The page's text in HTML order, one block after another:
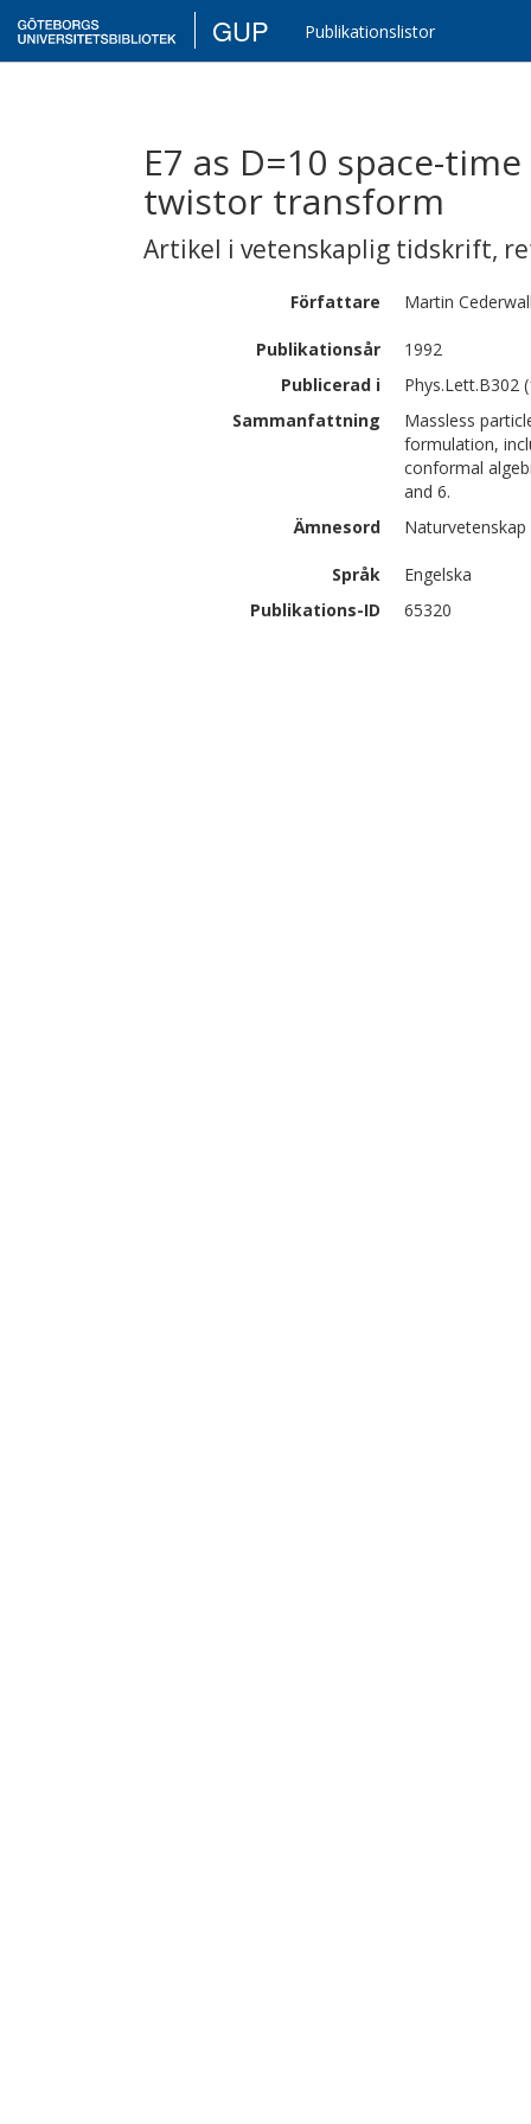
GUP Publikationslistor
E7 as D=10 space-
twistor transform
Artikel i vetenskaplig tidskrift,
Författare Martin
Publikationsår
1992
Publicerad i
Phys.Lett.B302
Sammanfattning
Massless
formulation,
conformal
and 6.
Ämnesord
Språk
Engelska
Publikations-ID
65320